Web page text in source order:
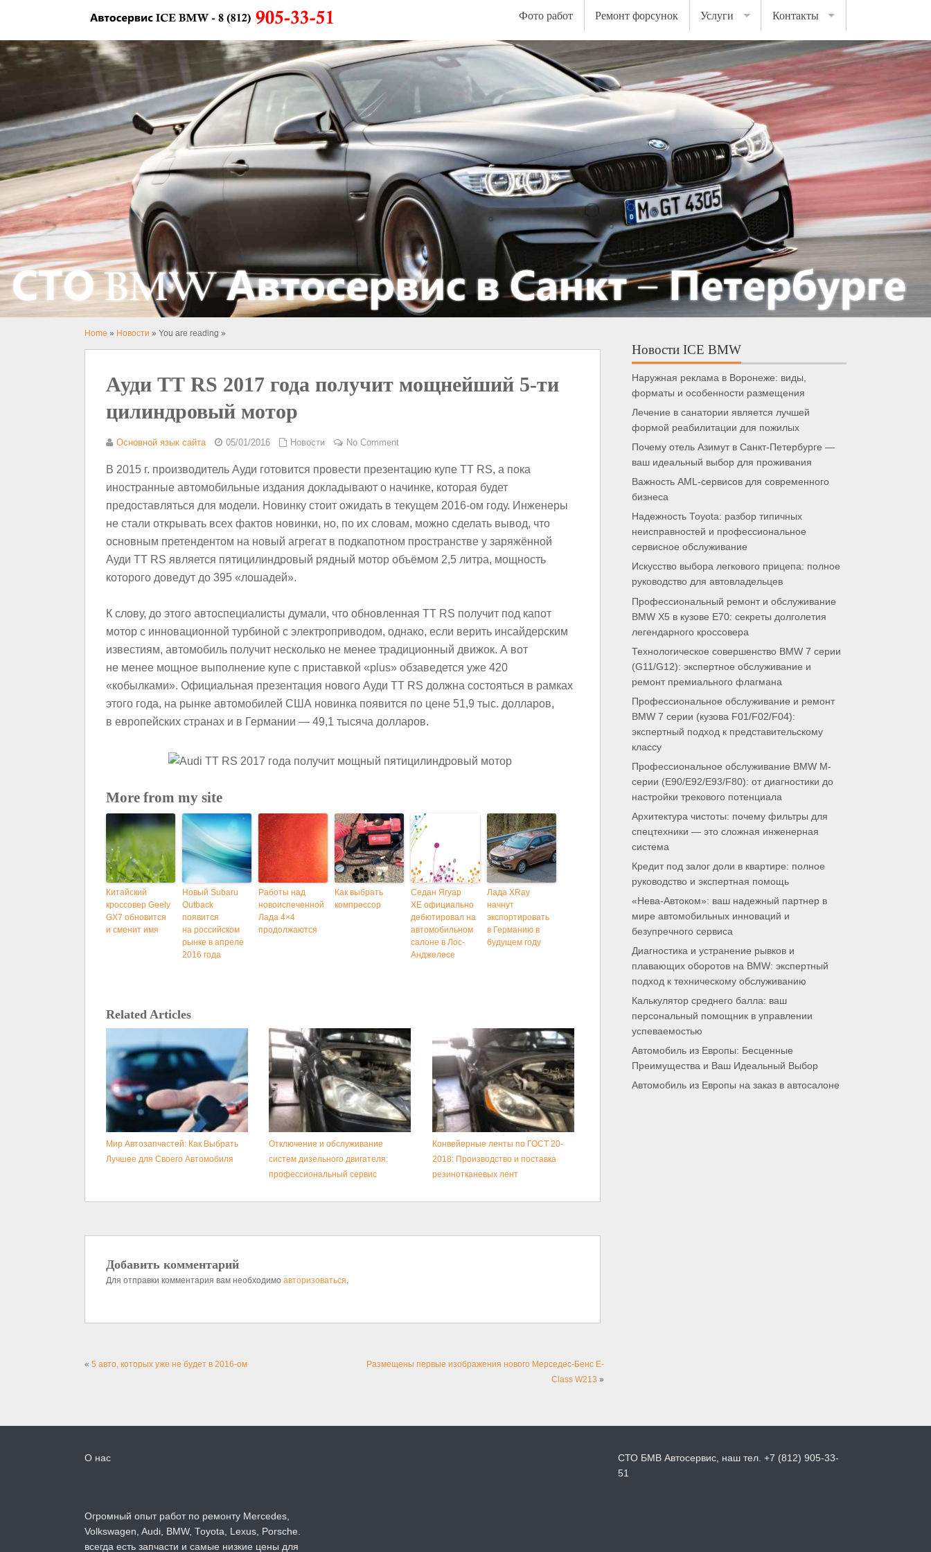
Фото работ Ремонт форсунок Услуги Контакты
Home » Новости » You are reading »
Ауди TT RS 2017 года получит мощнейший 5-ти
цилиндровый мотор
Основной язык сайта 05/01/2016 Новости No Comment
В 2015 г. производитель Ауди готовится провести презентацию купе TT RS, а пока
иностранные автомобильные издания докладывают о начинке, которая будет
предоставляться для модели. Новинку стоит ожидать в текущем 2016-ом году. Инженеры
не стали открывать всех фактов новинки, но, по их словам, можно сделать вывод, что
основным претендентом на новый агрегат в подкапотном пространстве у заряжённой
Ауди TT RS является пятицилиндровый рядный мотор объёмом 2,5 литра, мощность
которого доведут до 395 «лошадей».
К слову, до этого автоспециалисты думали, что обновленная TT RS получит под капот
мотор с инновационной турбиной с электроприводом, однако, если верить инсайдерским
известиям, автомобиль получит несколько не менее традиционный движок. А вот
не менее мощное выполнение купе с приставкой «plus» обзаведется уже 420
«кобылками». Официальная презентация нового Ауди TT RS должна состояться в рамках
этого года, на рынке автомобилей США новинка появится по цене 51,9 тыс. долларов,
в европейских странах и в Германии — 49,1 тысяча долларов.
More from my site
Китайский
кроссовер Geely
GX7 обновится
и сменит имя
Новый Subaru
Outback
появится
на российском
рынке в апреле
2016 года
Работы над
новоиспеченной
Лада 4×4
продолжаются
Как выбрать
компрессор
Седан Ягуар
XE официально
дебютировал на
автомобильном
салоне в Лос-
Анджелесе
Лада XRay
начнут
экспортировать
в Германию в
будущем году
Related Articles
Мир Автозапчастей: Как Выбрать
Лучшее для Своего Автомобиля
Отключение и обслуживание
систем дизельного двигателя:
профессиональный сервис
Конвейерные ленты по ГОСТ 20-
2018: Производство и поставка
резинотканевых лент
Добавить комментарий
Для отправки комментария вам необходимо авторизоваться.
« 5 авто, которых уже не будет в 2016-ом
Размещены первые изображения нового Мерседес-Бенс E-
Class W213 »
Новости ICE BMW
Наружная реклама в Воронеже: виды,
форматы и особенности размещения
Лечение в санатории является лучшей
формой реабилитации для пожилых
Почему отель Азимут в Санкт-Петербурге —
ваш идеальный выбор для проживания
Важность AML-сервисов для современного
бизнеса
Надежность Toyota: разбор типичных
неисправностей и профессиональное
сервисное обслуживание
Искусство выбора легкового прицепа: полное
руководство для автовладельцев
Профессиональный ремонт и обслуживание
BMW X5 в кузове E70: секреты долголетия
легендарного кроссовера
Технологическое совершенство BMW 7 серии
(G11/G12): экспертное обслуживание и
ремонт премиального флагмана
Профессиональное обслуживание и ремонт
BMW 7 серии (кузова F01/F02/F04):
экспертный подход к представительскому
классу
Профессиональное обслуживание BMW M-
серии (E90/E92/E93/F80): от диагностики до
настройки трекового потенциала
Архитектура чистоты: почему фильтры для
спецтехники — это сложная инженерная
система
Кредит под залог доли в квартире: полное
руководство и экспертная помощь
«Нева-Автоком»: ваш надежный партнер в
мире автомобильных инноваций и
безупречного сервиса
Диагностика и устранение рывков и
плавающих оборотов на BMW: экспертный
подход к техническому обслуживанию
Калькулятор среднего балла: ваш
персональный помощник в управлении
успеваемостью
Автомобиль из Европы: Бесценные
Преимущества и Ваш Идеальный Выбор
Автомобиль из Европы на заказ в автосалоне
О нас
Огромный опыт работ по ремонту Mercedes,
Volkswagen, Audi, BMW, Toyota, Lexus, Porsche.
всегда есть запчасти и самые низкие цены для
СТО БМВ Автосервис, наш тел. +7 (812) 905-33-
51